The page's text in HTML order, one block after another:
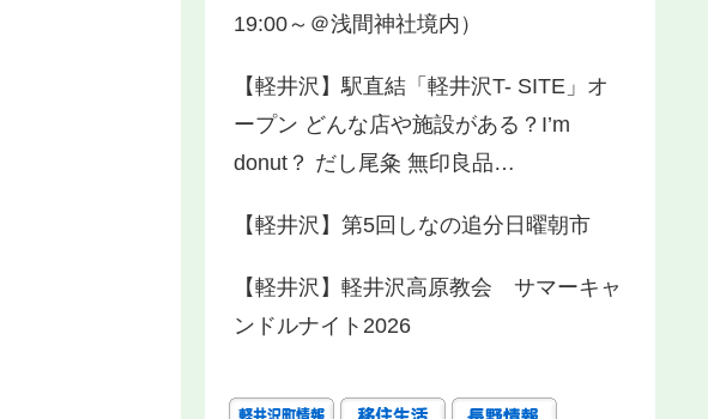
19:00～＠浅間神社境内）
【軽井沢】駅直結「軽井沢T- SITE」オ
ープン どんな店や施設がある？I’m
donut？ だし尾粂 無印良品…
【軽井沢】第5回しなの追分日曜朝市
【軽井沢】軽井沢高原教会 サマーキャ
ンドルナイト2026